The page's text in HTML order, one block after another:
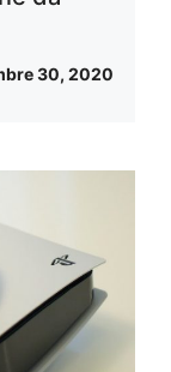
30, 2020